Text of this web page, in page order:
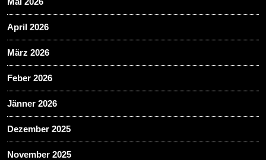
April 2026
März 2026
Feber 2026
Jänner 2026
Dezember 2025
November 2025